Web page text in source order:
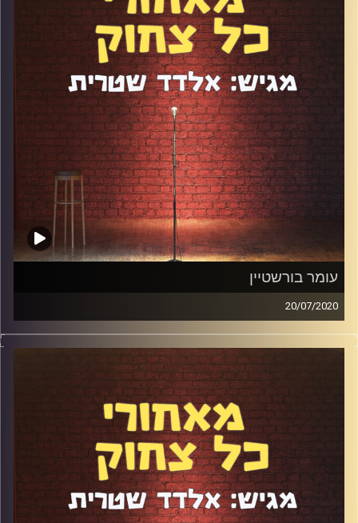
קרדיט תמונות:אלדד שטרית
עומר בורשטיין
20/07/2020
עומר "התולעת" בורשטיין הוא חתיכת תעלומה. בניגוד לכל
הקומיקאים שישבו באולפן הזה ב-75 פרקים הקודמים הוא
לא מגיע לקומדיה מתוך עמדת נחיתות או כ"פיצוי". הייתה לו
ילדות טובה, אין לו טראומות, הוא נראה טוב מאוד, תמיד הלך לו
שחגג כברמן במשך כמה שנים, משהו משך אותו לסטנדאפ.
ניסינו לפצח את החידה ועל הדרך גם דיברנו על הקורונה, הורות,
כתיבה, וזוגיות עם קומיקאית.
קרדיט תמונות:אלדד שטרית